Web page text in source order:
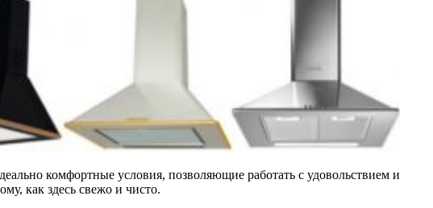
комфортные условия, позволяющие работать с удовольствием и
как здесь свежо и чисто.